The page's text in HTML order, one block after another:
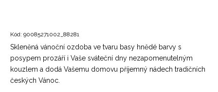
Kód: 90085271002_88281
Skleněná vánoční ozdoba ve tvaru basy hnědé barvy s
posypem prozáří i Vaše sváteční dny nezapomenutelným
kouzlem a dodá Vašemu domovu příjemný nádech tradičních
českých Vánoc.